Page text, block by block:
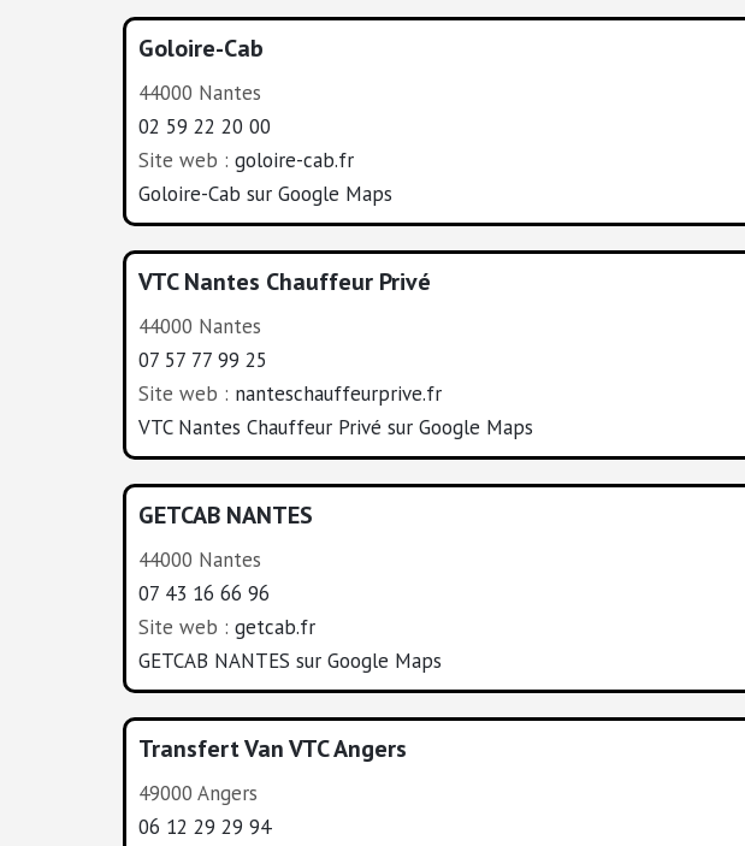
Goloire-Cab
44000 Nantes
02 59 22 20 00
Site web : goloire-cab.fr
Goloire-Cab sur Google Maps
VTC Nantes Chauffeur Privé
44000 Nantes
07 57 77 99 25
Site web : nanteschauffeurprive.fr
VTC Nantes Chauffeur Privé sur Google Maps
GETCAB NANTES
44000 Nantes
07 43 16 66 96
Site web : getcab.fr
GETCAB NANTES sur Google Maps
Transfert Van VTC Angers
49000 Angers
06 12 29 29 94